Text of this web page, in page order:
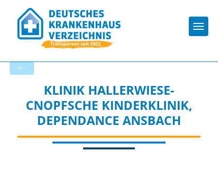
KLINIK HALLERWIESE-
CNOPFSCHE KINDERKLINIK,
DEPENDANCE ANSBACH